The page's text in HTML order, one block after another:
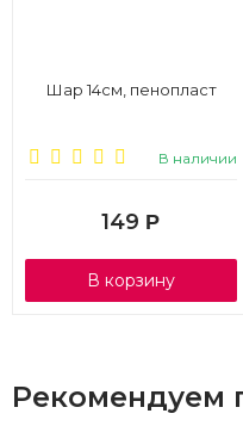
Шар 14см, пенопласт
В наличии
149 Р
В корзину
Рекомендуем